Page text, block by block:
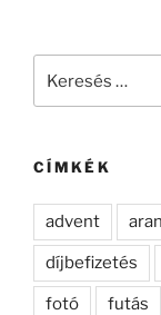
CÍMKÉK
advent
díjbefizetés
fotó futás